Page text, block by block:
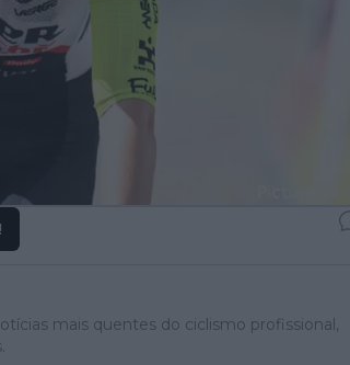
mais quentes do ciclismo profissional,